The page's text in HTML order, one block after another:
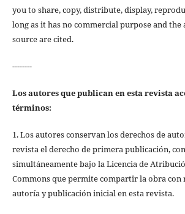
you to share, copy, distribute, display,
long as it has no commercial purpose and the
source are cited.
--------
Los autores que publican en esta revista
términos:
1. Los autores conservan los derechos de
revista el derecho de primera publicación,
simultáneamente bajo la Licencia de
Commons que permite compartir la obra con
autoría y publicación inicial en esta revista.